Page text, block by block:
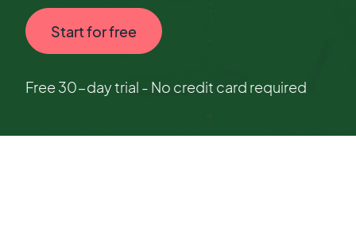
Start for free
Free 30-day trial - No credit card required